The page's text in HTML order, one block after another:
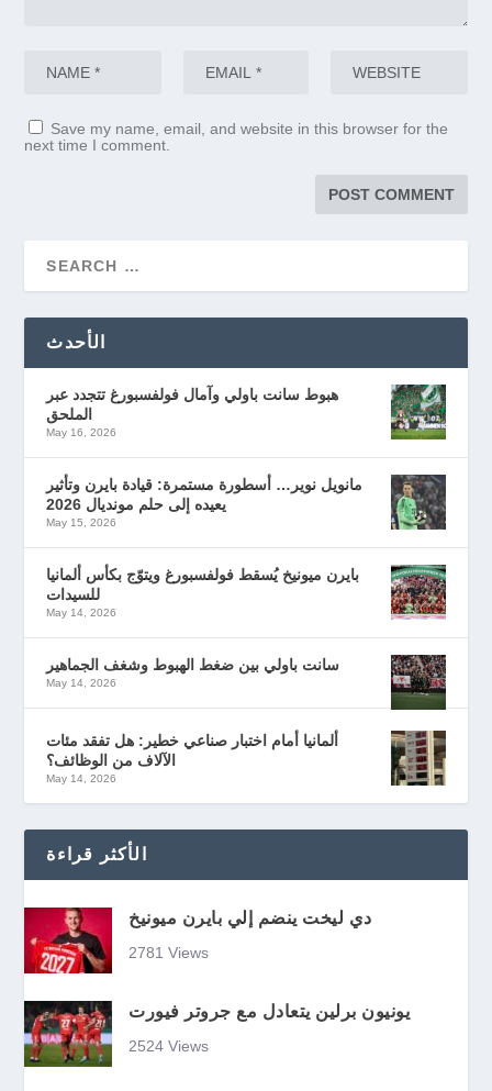
Save my name, email, and website in this browser for the
next time I comment.
الأحدث
هبوط سانت باولي وآمال فولفسبورغ تتجدد عبر
الملحق
May 16, 2026
مانويل نوير… أسطورة مستمرة: قيادة بايرن وتأثير
يعيده إلى حلم مونديال 2026
May 15, 2026
بايرن ميونيخ يُسقط فولفسبورغ ويتوّج بكأس ألمانيا
للسيدات
May 14, 2026
سانت باولي بين ضغط الهبوط وشغف الجماهير
May 14, 2026
ألمانيا أمام اختبار صناعي خطير: هل تفقد مئات
الآلاف من الوظائف؟
May 14, 2026
الأكثر قراءة
دي ليخت ينضم إلي بايرن ميونيخ
2781 Views
يونيون برلين يتعادل مع جروتر فيورت
2524 Views